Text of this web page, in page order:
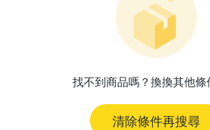
找不到商品嗎？換換其他條
清除條件再搜尋